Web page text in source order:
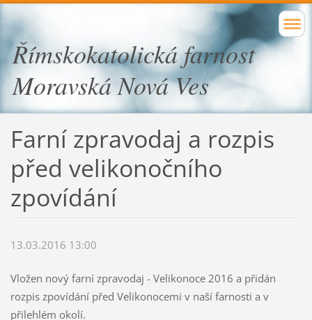
Římskokatolická farnost
Moravská Nová Ves
Farní zpravodaj a rozpis
před velikonočního
zpovídání
13.03.2016 13:00
Vložen nový farní zpravodaj - Velikonoce 2016 a přidán
rozpis zpovídání před Velikonocemi v naší farnosti a v
přilehlém okolí.